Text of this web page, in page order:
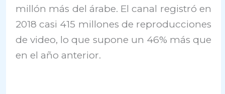
millón más del árabe. El canal registró en
2018 casi 415 millones de reproducciones
de video, lo que supone un 46% más que
en el año anterior.